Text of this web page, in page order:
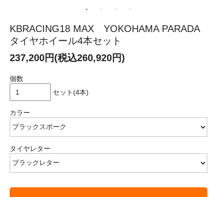
KBRACING18 MAX YOKOHAMA PARADA
タイヤホイール4本セット
237,200円(税込260,920円)
個数
セット(4本)
カラー
タイヤレター